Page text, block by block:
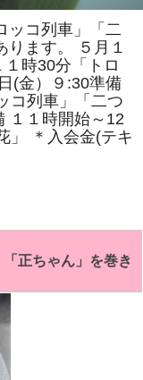
ッコ列車」「二
ります。 ５月１
時30分「トロ
(金）９:30準備
コ列車」「二つ
１１時開始～12
」 ＊入会金(テキ
正ちゃん」を巻き